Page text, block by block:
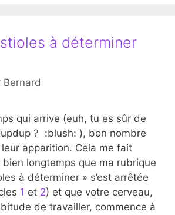
à déterminer
Bernard
qui arrive (euh, tu es sûr de
? :blush: ), bon nombre
leur apparition. Cela me fait
bien longtemps que ma rubrique
à déterminer » s’est arrêtée
1 et 2) et que votre cerveau,
de travailler, commence à